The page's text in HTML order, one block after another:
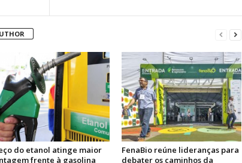
do etanol atinge maior
frente à gasolina
FenaBio reúne lideranças para
debater os caminhos da